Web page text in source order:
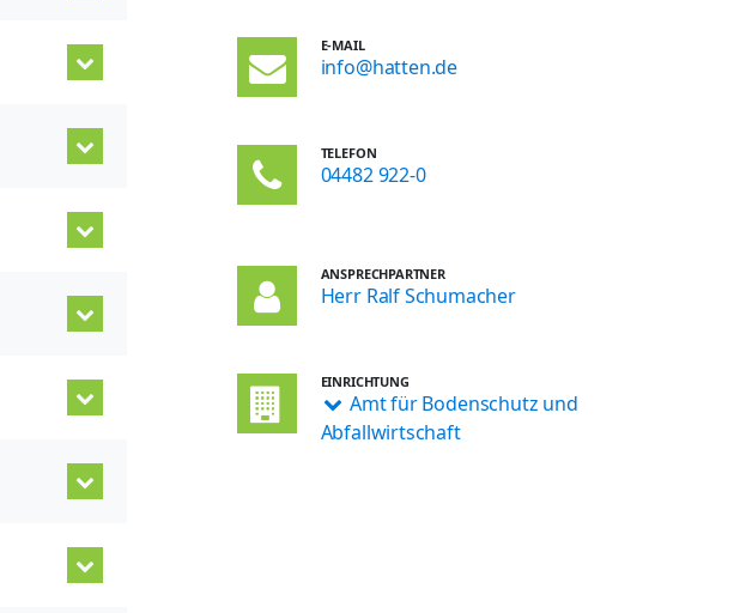
E-MAIL
info@hatten.de
TELEFON
04482 922-0
ANSPRECHPARTNER
Herr Ralf Schumacher
EINRICHTUNG
Amt für Bodenschutz und
Abfallwirtschaft